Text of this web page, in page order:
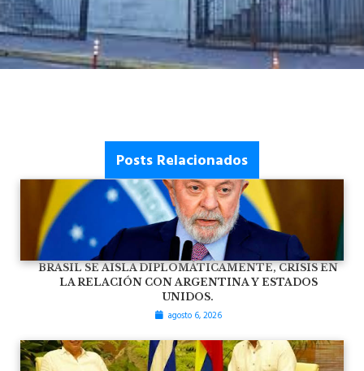
Posts Relacionados
BRASIL SE AISLA DIPLOMÁTICAMENTE, CRISIS EN
LA RELACIÓN CON ARGENTINA Y ESTADOS
UNIDOS.
agosto 6, 2026